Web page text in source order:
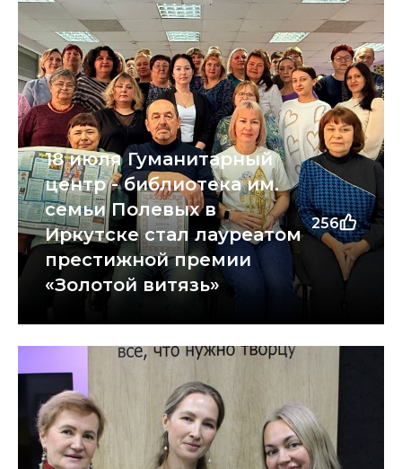
18 июля Гуманитарный
центр - библиотека им.
семьи Полевых в
Иркутске стал лауреатом
престижной премии
«Золотой витязь»
256